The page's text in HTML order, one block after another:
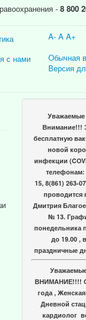
- 8 800
A- A A+
Обычная
Версия
с нами
Внимание!!!
бесплатную
новой
инфекции
телефонам:
15, 8(861) 263-
проводится
Дмитрия
№ 13.
понедельника
до 19.00 ,
праздничные
ВНИМАНИЕ!!!! С
года ,
Дневной
кардиолог